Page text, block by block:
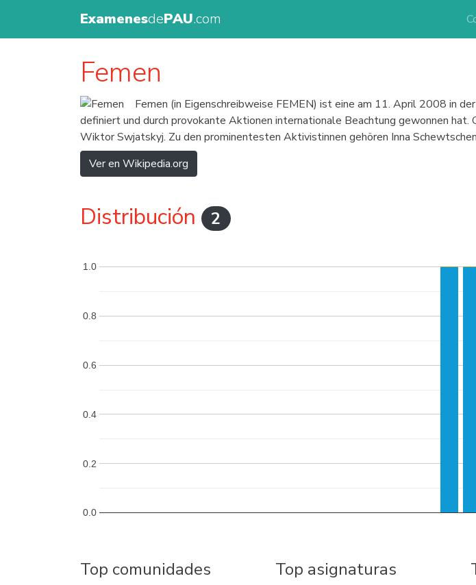
ExamenesdePAU.com
Femen
Femen (in Eigenschreibweise FEMEN) ist eine am 11. April 2008 in
definiert und durch provokante Aktionen internationale Beachtung gewonnen
Wiktor Swjatskyj. Zu den prominentesten Aktivistinnen gehören Inna
Ver en Wikipedia.org
Distribución 2
0.0
0.2
0.4
0.6
0.8
1.0
Top comunidades Top asignaturas